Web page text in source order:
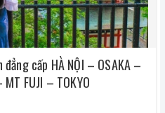
cấp HÀ NỘI – OSAKA –
MT FUJI – TOKYO